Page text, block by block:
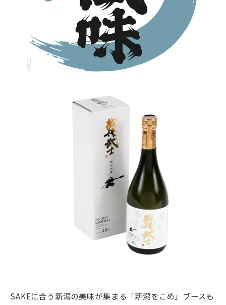
SAKEに合う新潟の美味が集まる「新潟をこめ」ブースも